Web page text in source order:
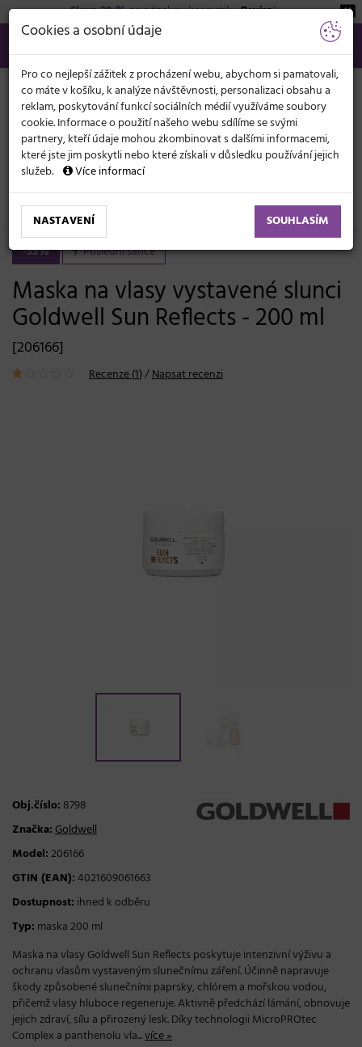
Sleva 20 %na pánskou kosmetikuBeviro!
566 440 099
info@svetkadernictvi.cz
Po−pá: 8−17
Vše o nákupu Kč
KATEGORIE
MENU
Vlasová kosmetika
Masky a péče
Ochrana vlasů proti slunci
-35% Poslední šance
Maska na vlasy vystavené slunci
Goldwell Sun Reflects - 200 ml
[206166]
Recenze (1)/Napsat recenzi
Obj.číslo: 8798
Značka:Goldwell
Model:206166
GTIN (EAN):4021609061663
Dostupnost: ihned k odběru
Typ: maska 200 ml
Maska na vlasy Goldwell Sun Reflects poskytuje intenzivní výživu a
ochranu vlasům vystaveným slunečnímu záření. Účinně napravuje
škody způsobené slunečními paprsky, chlórem a mořskou vodou,
přičemž vlasy hluboce regeneruje. Aktivně předchází lámání, obnovuje
jejich zdraví, sílu a přirozený lesk. Díky technologii MicroPROtec
Complex a panthenolu vla...více »
Cookies a osobní údaje
Pro co nejlepší zážitek z procházení webu, abychom si pamatovali,
co máte v košíku, k analýze návštěvnosti, personalizaci obsahu a
reklam, poskytování funkcí sociálních médií využíváme soubory
cookie. Informace o použití našeho webu sdílíme se svými
partnery, kteří údaje mohou zkombinovat s dalšími informacemi,
které jste jim poskytli nebo které získali v důsledku používání jejich
služeb.
Více informací
NASTAVENÍ SOUHLASÍM